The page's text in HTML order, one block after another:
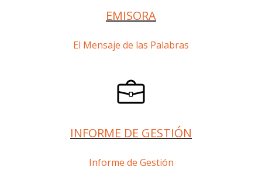
EMISORA
El Mensaje de las Palabras
INFORME DE GESTIÓN
Informe de Gestión